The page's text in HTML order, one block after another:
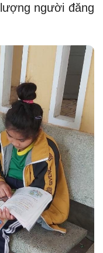
người đăng